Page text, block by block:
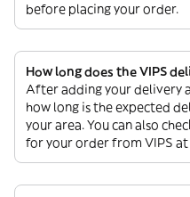
before placing your order.
How long does the VIPS
After adding your delivery
how long is the expected
your area. You can also
for your order from VIPS at